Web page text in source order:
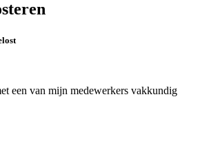
een van mijn medewerkers vakkundig